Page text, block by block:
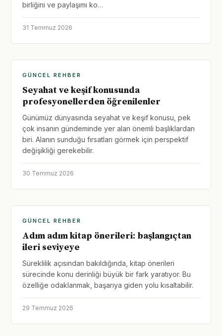
birliğini ve paylaşımı ko…
31 Temmuz 2026
GÜNCEL REHBER
Seyahat ve keşif konusunda
profesyonellerden öğrenilenler
Günümüz dünyasında seyahat ve keşif konusu, pek
çok insanın gündeminde yer alan önemli başlıklardan
biri. Alanın sunduğu fırsatları görmek için perspektif
değişikliği gerekebilir.
30 Temmuz 2026
GÜNCEL REHBER
Adım adım kitap önerileri: başlangıçtan
ileri seviyeye
Süreklilik açısından bakıldığında, kitap önerileri
sürecinde konu derinliği büyük bir fark yaratıyor. Bu
özelliğe odaklanmak, başarıya giden yolu kısaltabilir.
29 Temmuz 2026